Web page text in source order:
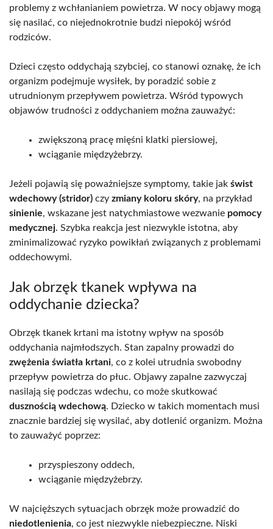
problemy z wchłanianiem powietrza. W nocy objawy mogą
się nasilać, co niejednokrotnie budzi niepokój wśród
rodziców.
Dzieci często oddychają szybciej, co stanowi oznakę, że ich
organizm podejmuje wysiłek, by poradzić sobie z
utrudnionym przepływem powietrza. Wśród typowych
objawów trudności z oddychaniem można zauważyć:
zwiększoną pracę mięśni klatki piersiowej,
wciąganie międzyżebrzy.
Jeżeli pojawią się poważniejsze symptomy, takie jak świst
wdechowy (stridor) czy zmiany koloru skóry, na przykład
sinienie, wskazane jest natychmiastowe wezwanie pomocy
medycznej. Szybka reakcja jest niezwykle istotna, aby
zminimalizować ryzyko powikłań związanych z problemami
oddechowymi.
Jak obrzęk tkanek wpływa na
oddychanie dziecka?
Obrzęk tkanek krtani ma istotny wpływ na sposób
oddychania najmłodszych. Stan zapalny prowadzi do
zwężenia światła krtani, co z kolei utrudnia swobodny
przepływ powietrza do płuc. Objawy zapalne zazwyczaj
nasilają się podczas wdechu, co może skutkować
dusznością wdechową. Dziecko w takich momentach musi
znacznie bardziej się wysilać, aby dotlenić organizm. Można
to zauważyć poprzez:
przyspieszony oddech,
wciąganie międzyżebrzy.
W najcięższych sytuacjach obrzęk może prowadzić do
niedotlenienia, co jest niezwykle niebezpieczne. Niski